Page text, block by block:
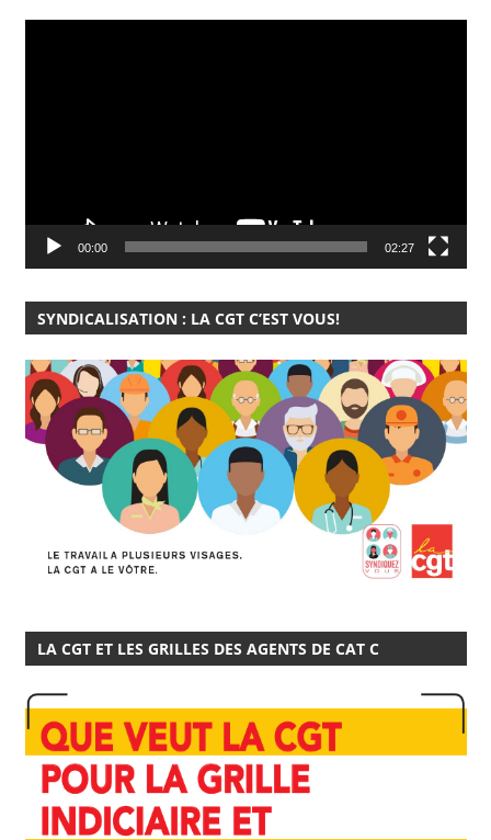
00:00 02:27
SYNDICALISATION : LA CGT C’EST VOUS!
LA CGT ET LES GRILLES DES AGENTS DE CAT C